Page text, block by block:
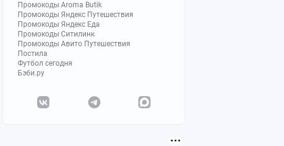
Промокоды Aroma Butik
Промокоды Яндекс Путешествия
Промокоды Яндекс Еда
Промокоды Ситилинк
Промокоды Авито Путешествия
Постила
Футбол сегодня
Бэби.ру